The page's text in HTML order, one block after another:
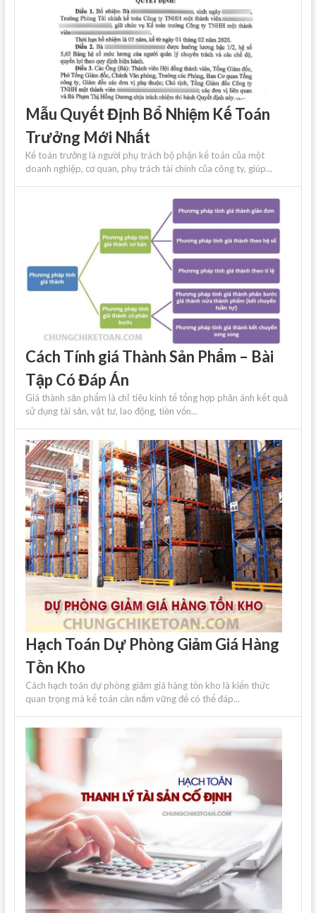
Mẫu Quyết Định Bổ Nhiệm Kế Toán
Trưởng Mới Nhất
Kế toán trưởng là người phụ trách bộ phận kế toán của một
doanh nghiệp, cơ quan, phụ trách tài chính của công ty, giúp...
Cách Tính giá Thành Sản Phẩm – Bài
Tập Có Đáp Án
Giá thành sản phẩm là chỉ tiêu kinh tế tổng hợp phản ánh kết quả
sử dụng tài sản, vật tư, lao động, tiền vốn...
Hạch Toán Dự Phòng Giảm Giá Hàng
Tồn Kho
Cách hạch toán dự phòng giảm giá hàng tồn kho là kiến ​​thức
quan trọng mà kế toán cần nắm vững để có thể đáp...